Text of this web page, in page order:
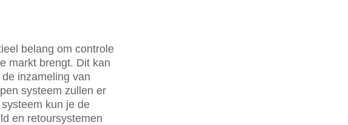
belang om controle
markt brengt. Dit kan
de inzameling van
systeem zullen er
kun je de
en retoursystemen